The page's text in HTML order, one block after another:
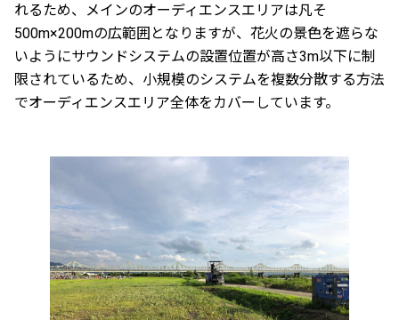
れるため、メインのオーディエンスエリアは凡そ
500m×200mの広範囲となりますが、花火の景色を遮らな
いようにサウンドシステムの設置位置が高さ3m以下に制
限されているため、小規模のシステムを複数分散する方法
でオーディエンスエリア全体をカバーしています。